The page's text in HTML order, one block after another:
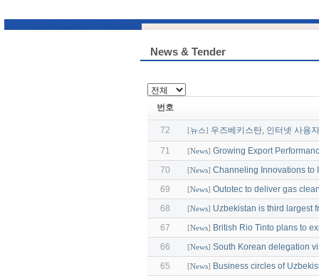
News & Tender
번호
72 [뉴스] 우즈베키스탄, 인터넷 사용
71 [News] Growing Export
70
[News] Сhanneling Innovations to
69
[News] Outotec to deliver gas
68
[News] Uzbekistan is third largest
67
[News]
British Rio Tinto plans to
66
[News] South Korean delegation
65
[News]
Business circles of